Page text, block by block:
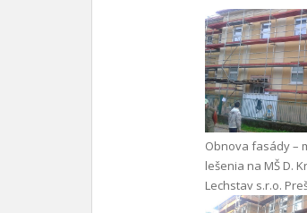
Obnova fasády –
lešenia na MŠ D.
Lechstav s.r.o.